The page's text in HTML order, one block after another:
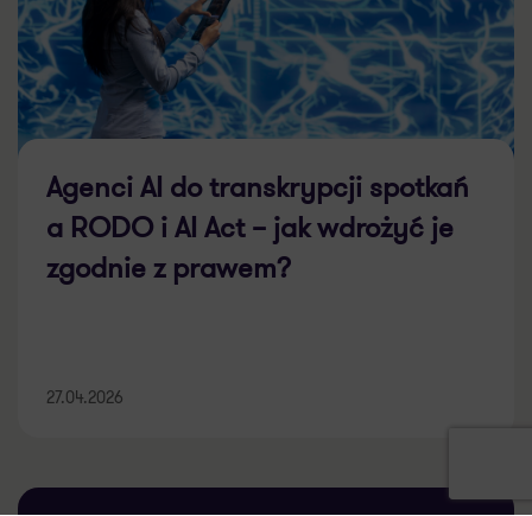
Agenci AI do transkrypcji spotkań
a RODO i AI Act – jak wdrożyć je
zgodnie z prawem?
27.04.2026